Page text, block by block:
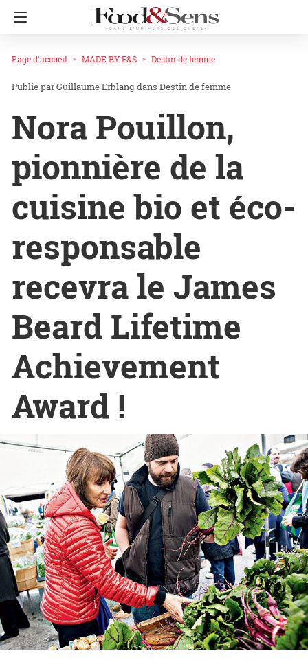
Page d'accueil MADE BY F&S Destin de femme
Guillaume Erblang dans Destin de femme
Nora Pouillon,
pionnière de la
cuisine bio et éco-
responsable
recevra le James
Beard Lifetime
Achievement
Award !